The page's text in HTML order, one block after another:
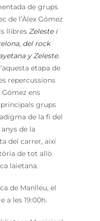
de grups
de l’Àlex Gómez
llibres Zeleste i
del rock
y Zeleste.
etapa de
repercussions
ens
grups
de la fi del
de la
del carrer, així
de tot allò
laietana.
de Manlleu, el
a les 19:00h.